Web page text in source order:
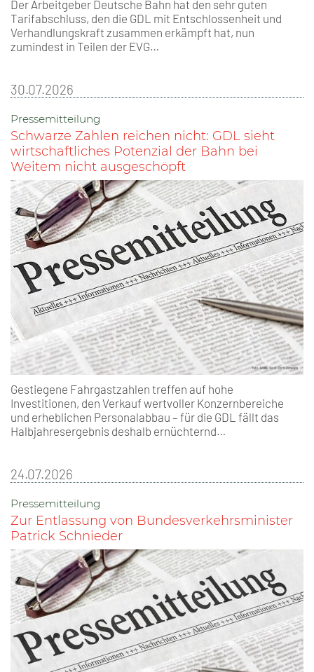
Der Arbeitgeber Deutsche Bahn hat den sehr guten
Tarifabschluss, den die GDL mit Entschlossenheit und
Verhandlungskraft zusammen erkämpft hat, nun
zumindest in Teilen der EVG…
30.07.2026
Pressemitteilung
Schwarze Zahlen reichen nicht: GDL sieht
wirtschaftliches Potenzial der Bahn bei
Weitem nicht ausgeschöpft
Gestiegene Fahrgastzahlen treffen auf hohe
Investitionen, den Verkauf wertvoller Konzernbereiche
und erheblichen Personalabbau – für die GDL fällt das
Halbjahresergebnis deshalb ernüchternd…
24.07.2026
Pressemitteilung
Zur Entlassung von Bundesverkehrsminister
Patrick Schnieder